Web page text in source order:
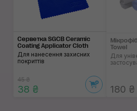
Cерветка SGCB Ceramic
Coating Applicator Cloth
Для нанесення захисних
покриттів
45 ₴
38 ₴
Towel
Для
180 ₴